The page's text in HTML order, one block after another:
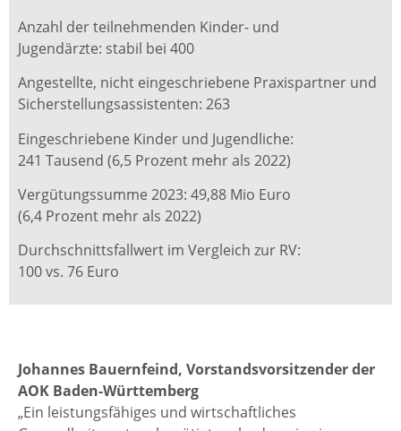
Anzahl der teilnehmenden Kinder- und
Jugendärzte: stabil bei 400
Angestellte, nicht eingeschriebene Praxis­partner und
Sicherstellungsassistenten: 263
Eingeschriebene Kinder und Jugendliche:
241 Tausend (6,5 Prozent mehr als 2022)
Vergütungssumme 2023: 49,88 Mio Euro
(6,4 Prozent mehr als 2022)
Durchschnittsfallwert im Vergleich zur RV:
100 vs. 76 Euro
Johannes Bauernfeind, Vorstandsvorsitzender der
AOK Baden-Württemberg
„Ein leistungsfähiges und wirtschaftliches